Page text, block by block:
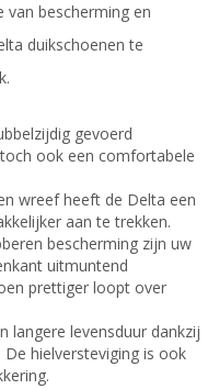
bescherming en
duikschoenen te
gevoerd
ook een comfortabele
wreef heeft de Delta een
aan te trekken.
bescherming zijn uw
uitmuntend
prettiger loopt over
langere levensduur dankzij
hielversteviging is ook